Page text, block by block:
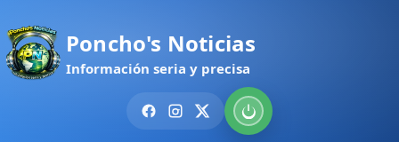
Poncho's Noticias
Información seria y precisa